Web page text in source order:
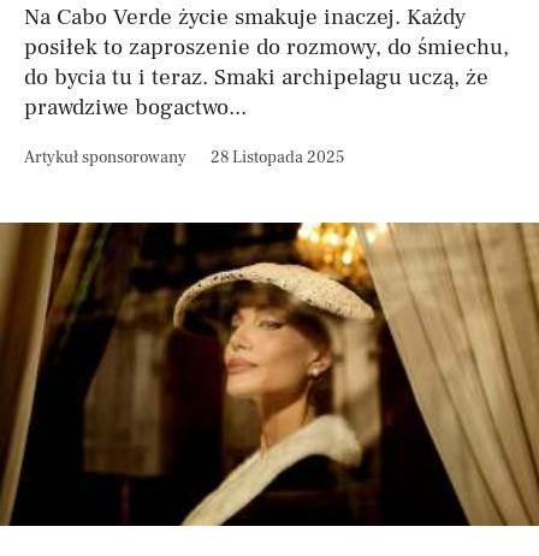
Na Cabo Verde życie smakuje inaczej. Każdy
posiłek to zaproszenie do rozmowy, do śmiechu,
do bycia tu i teraz. Smaki archipelagu uczą, że
prawdziwe bogactwo...
Artykuł sponsorowany 28 Listopada 2025